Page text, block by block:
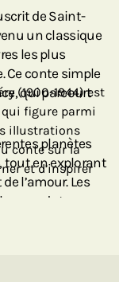
de Saint-
un classique
les plus
Ce conte simple
qui parcourt
planètes
tout en explorant
l’amour. Les
renard et
(1900-1944) est
figure parmi
illustrations
conte sur la
et d’inspirer